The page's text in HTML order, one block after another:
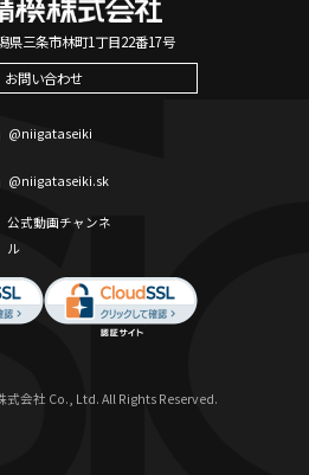
県三条市林町1丁目22番17号
お問い合わせ
@niigataseiki
@niigataseiki.sk
公式動画チャンネ
ル
会社 Co., Ltd. All Rights Reserved.